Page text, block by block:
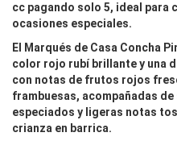
cc pagando solo 5, ideal para
ocasiones especiales.
El
Marqués de Casa Concha
color rojo rubí brillante y una
con notas de frutos rojos
frambuesas, acompañadas
especiados y ligeras notas
crianza en barrica.